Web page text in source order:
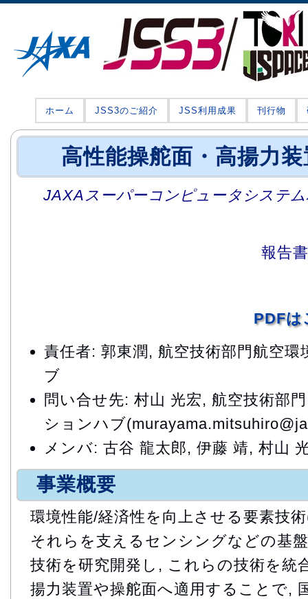
ホーム JSS3のご紹介 JSS利用成果 刊行物
高性能操舵面・高揚力
JAXAスーパーコンピュータシステ
報告
PDFは
責任者: 郭東潤, 航空技術部門航空
ブ
問い合せ先: 村山 光宏, 航空技術部
ションハブ
メンバ: 古谷 龍太郎, 伊藤 靖, 村山
事業概要
環境性能/経済性を向上させる要素技
それらを支えるセンシングなどの基
技術を研究開発し, これらの技術を統
揚力装置や操舵面へ適用することで,